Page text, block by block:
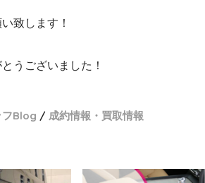
致します！
うございました！
フBlog 成約情報・買取情報